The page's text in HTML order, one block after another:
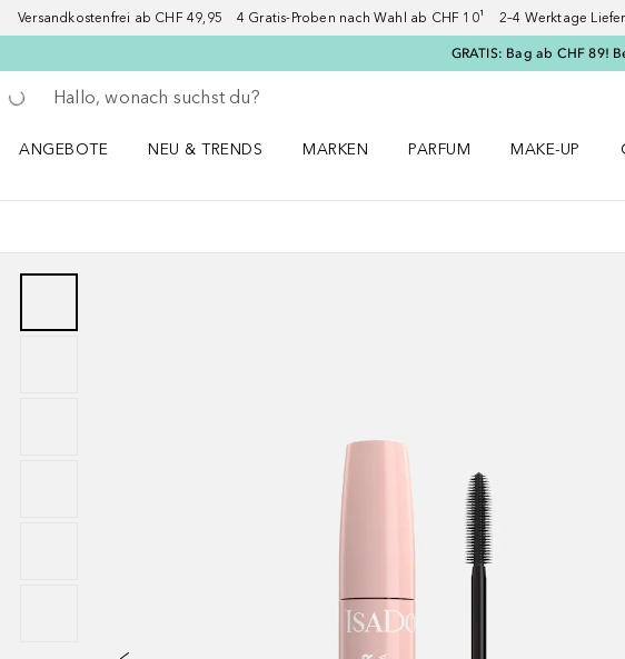
Versandkostenfrei ab CHF 49,95 4 Gratis-Proben nach Wahl ab CHF 10¹ 2–4 Werktage
GRATIS: Bag ab CHF 89!
Gehe zurück
Suche ausführen
ANGEBOTE
NEU & TRENDS
MARKEN
PARFUM
MAKE-UP